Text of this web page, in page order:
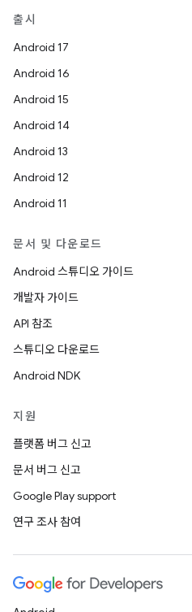
출시
Android 17
Android 16
Android 15
Android 14
Android 13
Android 12
Android 11
문서 및 다운로드
Android 스튜디오 가이드
개발자 가이드
API 참조
스튜디오 다운로드
Android NDK
지원
플랫폼 버그 신고
문서 버그 신고
Google Play support
연구 조사 참여